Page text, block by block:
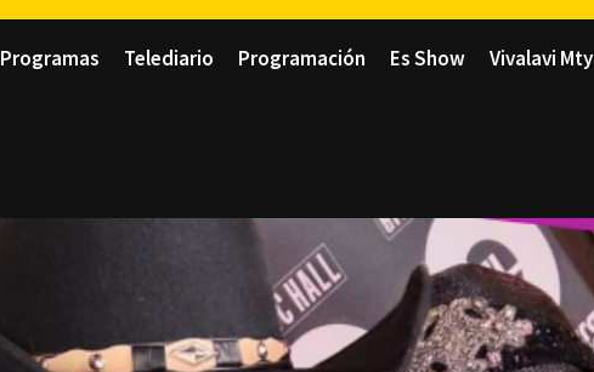
Programas Telediario Programación Es Show Vivalavi Mty